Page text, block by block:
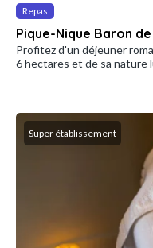
Repas
Pique-Nique Baron
Profitez d'un déjeuner
6 hectares et de sa nature
Super établissement